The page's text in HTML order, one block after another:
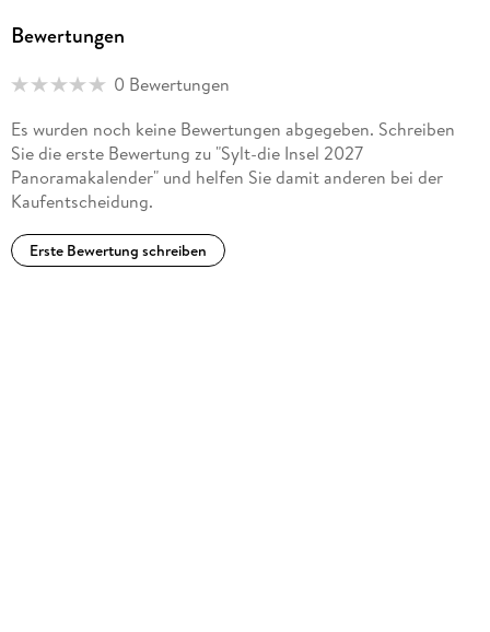
Bewertungen
0 Bewertungen
Es wurden noch keine Bewertungen abgegeben. Schreiben
Sie die erste Bewertung zu "Sylt-die Insel 2027
Panoramakalender" und helfen Sie damit anderen bei der
Kaufentscheidung.
Erste Bewertung schreiben